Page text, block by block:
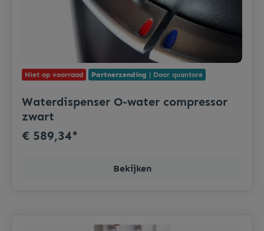
Niet op voorraad Partnerzending | Door quantore
Waterdispenser O-water compressor
zwart
€ 589,34*
Bekijken